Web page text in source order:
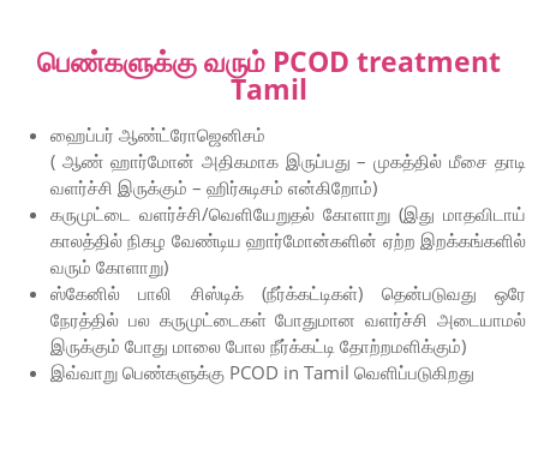
பெண்களுக்கு வரும் PCOD treatment
Tamil
ஹைப்பர் ஆண்ட்ரோஜெனிசம்
( ஆண் ஹார்மோன் அதிகமாக இருப்பது – முகத்தில் மீசை தாடி
வளர்ச்சி இருக்கும் – ஹிர்சுடிசம் என்கிறோம்)
கருமுட்டை வளர்ச்சி/வெளியேறுதல் கோளாறு (இது மாதவிடாய்
காலத்தில் நிகழ வேண்டிய ஹார்மோன்களின் ஏற்ற இறக்கங்களில்
வரும் கோளாறு)
ஸ்கேனில் பாலி சிஸ்டிக் (நீர்க்கட்டிகள்) தென்படுவது ஒரே
நேரத்தில் பல கருமுட்டைகள் போதுமான வளர்ச்சி அடையாமல்
இருக்கும் போது மாலை போல நீர்க்கட்டி தோற்றமளிக்கும்)
இவ்வாறு பெண்களுக்கு PCOD in Tamil வெளிப்படுகிறது